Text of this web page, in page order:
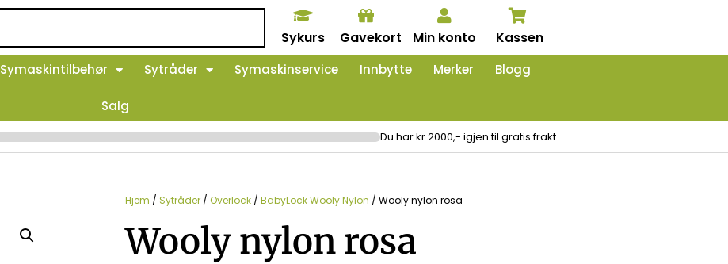
Sykurs Gavekort Min konto Kassen
Symaskintilbehør Sytråder Symaskinservice Innbytte Merker Blogg
Salg
Du har kr 2000,- igjen til gratis frakt.
Hjem / Sytråder / Overlock / BabyLock Wooly Nylon / Wooly nylon rosa
Wooly nylon rosa